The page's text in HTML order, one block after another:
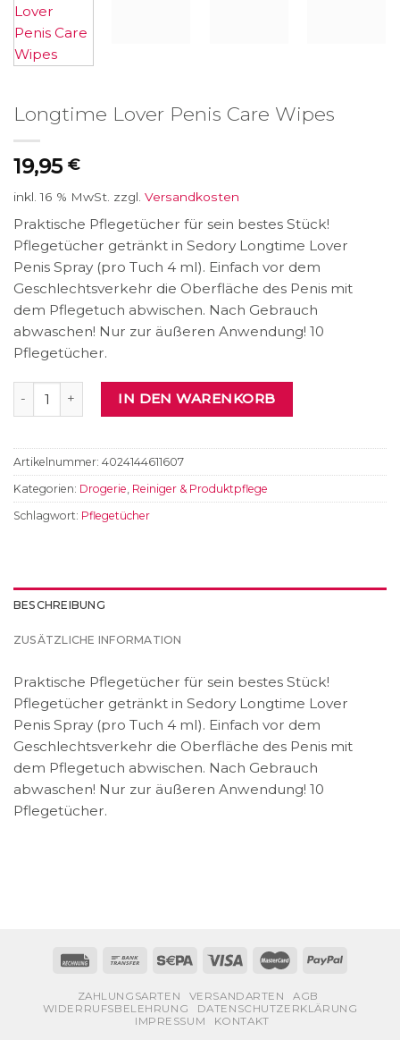
Longtime Lover Penis Care Wipes
19,95 €
inkl. 16 % MwSt. zzgl. Versandkosten
Praktische Pflegetücher für sein bestes Stück!
Pflegetücher getränkt in Sedory Longtime Lover
Penis Spray (pro Tuch 4 ml). Einfach vor dem
Geschlechtsverkehr die Oberfläche des Penis mit
dem Pflegetuch abwischen. Nach Gebrauch
abwaschen! Nur zur äußeren Anwendung! 10
Pflegetücher.
Longtime Lover Penis Care Wipes Menge
IN DEN WARENKORB
Artikelnummer: 4024144611607
Kategorien: Drogerie, Reiniger & Produktpflege
Schlagwort: Pflegetücher
BESCHREIBUNG
ZUSÄTZLICHE INFORMATION
Praktische Pflegetücher für sein bestes Stück!
Pflegetücher getränkt in Sedory Longtime Lover
Penis Spray (pro Tuch 4 ml). Einfach vor dem
Geschlechtsverkehr die Oberfläche des Penis mit
dem Pflegetuch abwischen. Nach Gebrauch
abwaschen! Nur zur äußeren Anwendung! 10
Pflegetücher.
ZAHLUNGSARTEN VERSANDARTEN
AGB
WIDERRUFSBELEHRUNG
DATENSCHUTZERKLÄRUNG
IMPRESSUM
KONTAKT